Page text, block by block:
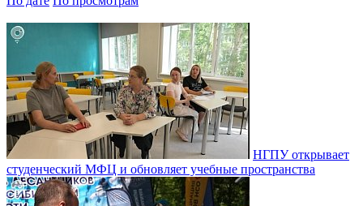
НГПУ открывает
студенческий МФЦ и обновляет учебные пространства